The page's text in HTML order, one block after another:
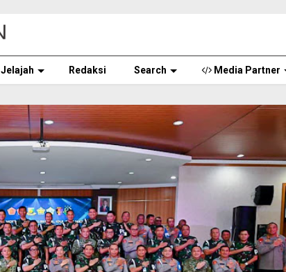
Jelajah Redaksi Search Media Partner